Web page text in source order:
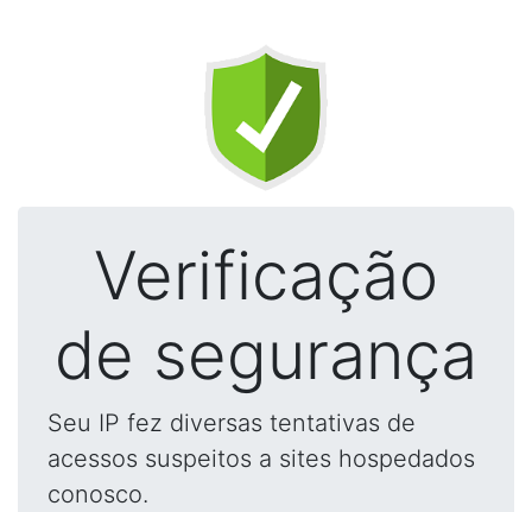
Verificação
de segurança
Seu IP fez diversas tentativas de
acessos suspeitos a sites hospedados
conosco.